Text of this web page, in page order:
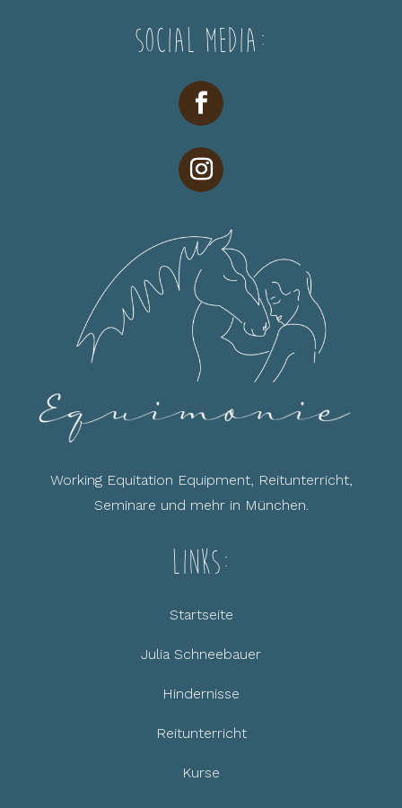
Social Media:
Working Equitation Equipment, Reitunterricht,
Seminare und mehr in München.
Links:
Startseite
Julia Schneebauer
Hindernisse
Reitunterricht
Kurse